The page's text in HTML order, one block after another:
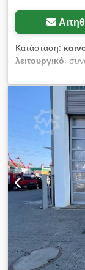
Κατάσταση:
λειτουργικό,
, Νέα
μηχανήματα από
μοιρών.
Hardox.